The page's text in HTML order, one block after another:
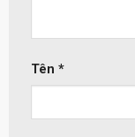
Tên *